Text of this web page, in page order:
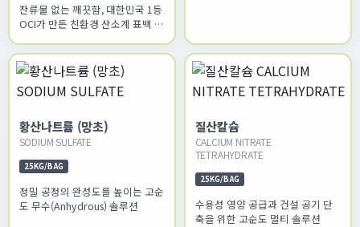
잔류물 없는 깨끗함, 대한민국 1등
OCI가 만든 친환경 산소계 표백 솔
황산나트륨 (망초)
SODIUM SULFATE
25KG/BAG
정밀 공정의 완성도를 높이는 고순
도 무수(Anhydrous) 솔루션
질산칼슘
CALCIUM NITRATE
TETRAHYDRATE
25KG/BAG
수용성 영양 공급과 건설 공기 단
축을 위한 고순도 멀티 솔루션